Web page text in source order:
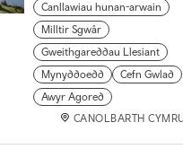
Canllawiau hunan-arwain
Milltir Sgwâr
Gweithgareddau Llesiant
Mynyddoedd
Cefn Gwlad
Awyr Agored
CANOLBARTH CYMRU